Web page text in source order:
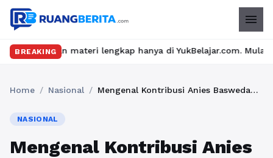
menu
BREAKING
lengkap hanya di YukBelajar.com. Mulai langkah
Home / Nasional / Mengenal Kontribusi Anies Baswedan di Bidang Pendidikan, Politik, dan Sosial
NASIONAL
Mengenal Kontribusi Anies